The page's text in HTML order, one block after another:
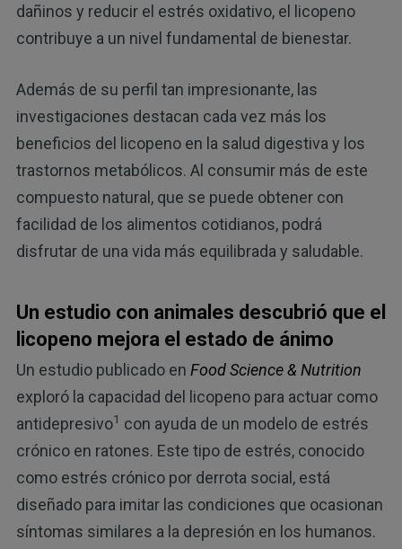
dañinos y reducir el estrés oxidativo, el licopeno
contribuye a un nivel fundamental de bienestar.
Además de su perfil tan impresionante, las
investigaciones destacan cada vez más los
beneficios del licopeno en la salud digestiva y los
trastornos metabólicos. Al consumir más de este
compuesto natural, que se puede obtener con
facilidad de los alimentos cotidianos, podrá
disfrutar de una vida más equilibrada y saludable.
Un estudio con animales descubrió que el
licopeno mejora el estado de ánimo
Un estudio publicado en Food Science & Nutrition
exploró la capacidad del licopeno para actuar como
antidepresivo1 con ayuda de un modelo de estrés
crónico en ratones. Este tipo de estrés, conocido
como estrés crónico por derrota social, está
diseñado para imitar las condiciones que ocasionan
síntomas similares a la depresión en los humanos.